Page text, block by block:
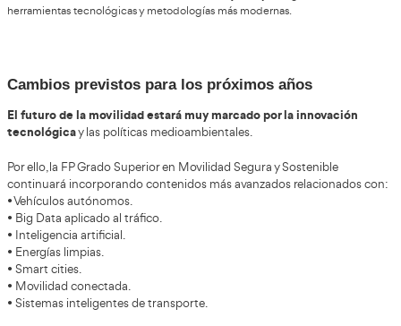
• Legislación de tráfico.
• Movilidad eléctrica.
• Planes de movilidad sostenible.
Además, muchos centros están incorporandocontenidos
inteligencia artificial, ciudades inteligentes y análisis de
También se trabajan proyectos prácticos
diseñar campañas educativas y programas de prevención.
Diferencias entre estudiar online o